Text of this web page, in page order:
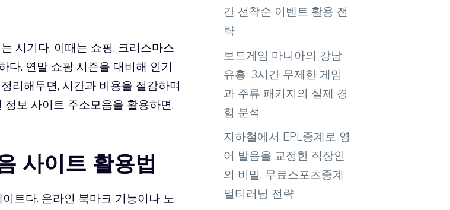
시기다. 이때는 쇼핑, 크리스마스
다. 연말 쇼핑 시즌을 대비해 인기
리해두면, 시간과 비용을 절감하며
보 사이트 주소모음을 활용하면,
사이트 활용법
트다. 온라인 북마크 기능이나 노
간 선착순 이벤트 활용 전
략
보드게임 마니아의 강남
유흥: 3시간 무제한 게임
과 주류 패키지의 실제 경
험 분석
지하철에서 EPL중계로 영
어 발음을 교정한 직장인
의 비밀: 무료스포츠중계
멀티러닝 전략